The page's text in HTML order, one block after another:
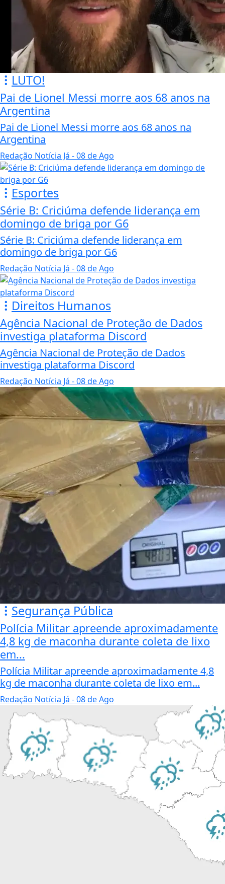
LUTO!
Pai de Lionel Messi morre aos 68 anos na
Argentina
Pai de Lionel Messi morre aos 68 anos na
Argentina
Redação Notícia Já - 08 de Ago
Esportes
Série B: Criciúma defende liderança em
domingo de briga por G6
Série B: Criciúma defende liderança em
domingo de briga por G6
Redação Notícia Já - 08 de Ago
Direitos Humanos
Agência Nacional de Proteção de Dados
investiga plataforma Discord
Agência Nacional de Proteção de Dados
investiga plataforma Discord
Redação Notícia Já - 08 de Ago
Segurança Pública
Polícia Militar apreende aproximadamente
4,8 kg de maconha durante coleta de lixo
em...
Polícia Militar apreende aproximadamente 4,8
kg de maconha durante coleta de lixo em...
Redação Notícia Já - 08 de Ago